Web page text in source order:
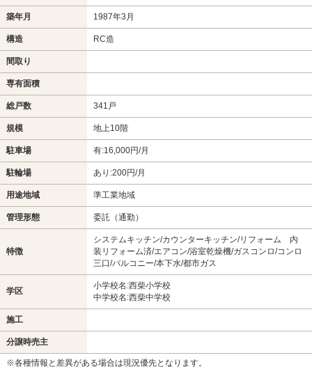
築年月 1987年3月
構造 RC造
間取り
専有面積
総戸数 341戸
規模 地上10階
駐車場 有:16,000円/月
駐輪場 あり:200円/月
用途地域 準工業地域
管理形態 委託（通勤）
特徴
システムキッチン/カウンターキッチン/リフォーム 内
装リフォーム済/エアコン/浴室乾燥機/ガスコンロ/コンロ
三口/バルコニー/本下水/都市ガス
学区
小学校名:西柴小学校
中学校名:西柴中学校
施工
分譲時売主
※各種情報と差異がある場合は現況優先となります。